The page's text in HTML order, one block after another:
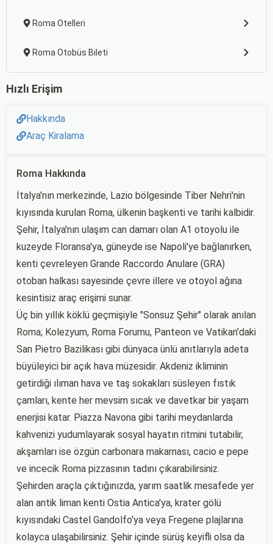
Roma Otelleri
Roma Otobüs Bileti
Hızlı Erişim
Hakkında
Araç Kiralama
Roma Hakkında
İtalya'nın merkezinde, Lazio bölgesinde Tiber Nehri'nin
kıyısında kurulan Roma, ülkenin başkenti ve tarihi kalbidir.
Şehir, İtalya'nın ulaşım can damarı olan A1 otoyolu ile
kuzeyde Floransa'ya, güneyde ise Napoli'ye bağlanırken,
kenti çevreleyen Grande Raccordo Anulare (GRA)
otoban halkası sayesinde çevre illere ve otoyol ağına
kesintisiz araç erişimi sunar.
Üç bin yıllık köklü geçmişiyle "Sonsuz Şehir" olarak anılan
Roma; Kolezyum, Roma Forumu, Panteon ve Vatikan'daki
San Pietro Bazilikası gibi dünyaca ünlü anıtlarıyla adeta
büyüleyici bir açık hava müzesidir. Akdeniz ikliminin
getirdiği ılıman hava ve taş sokakları süsleyen fıstık
çamları, kente her mevsim sıcak ve davetkar bir yaşam
enerjisi katar. Piazza Navona gibi tarihi meydanlarda
kahvenizi yudumlayarak sosyal hayatın ritmini tutabilir,
akşamları ise özgün carbonara makarnası, cacio e pepe
ve incecik Roma pizzasının tadını çıkarabilirsiniz.
Şehirden araçla çıktığınızda, yarım saatlik mesafede yer
alan antik liman kenti Ostia Antica'ya, krater gölü
kıyısındaki Castel Gandolfo'ya veya Fregene plajlarına
kolayca ulaşabilirsiniz. Şehir içinde sürüş keyifli olsa da